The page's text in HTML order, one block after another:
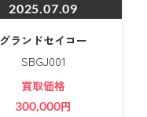
2025.07.09
グランドセイコー
SBGJ001
買取価格
300,000円